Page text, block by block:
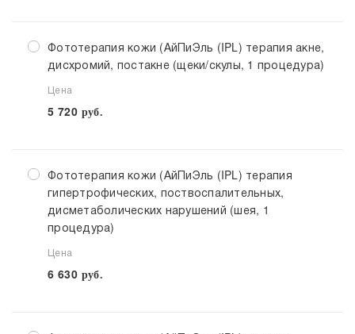
Фототерапия кожи (АйПиЭль (IPL) терапия акне,
дисхромий, постакне (щеки/скулы, 1 процедура)
Цена
5 720 руб.
Фототерапия кожи (АйПиЭль (IPL) терапия
гипертрофических, поствоспалительных,
дисметаболических нарушений (шея, 1
процедура)
Цена
6 630 руб.